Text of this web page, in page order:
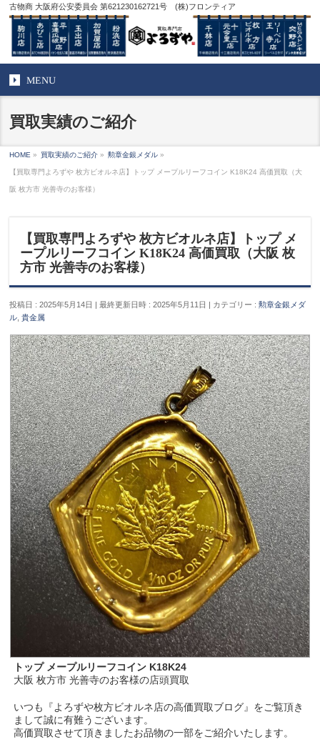
古物商 大阪府公安委員会 第621230162721号 (株)フロンティア
MENU
買取実績のご紹介
HOME » 買取実績のご紹介 » 勲章金銀メダル »
【買取専門よろずや 枚方ビオルネ店】トップ メープルリーフコイン K18K24 高価買取（大
阪 枚方市 光善寺のお客様）
【買取専門よろずや 枚方ビオルネ店】トップ メ
ープルリーフコイン K18K24 高価買取（大阪 枚
方市 光善寺のお客様）
投稿日 : 2025年5月14日 最終更新日時 : 2025年5月11日 カテゴリー :勲章金銀メダ
ル ,貴金属
トップ メープルリーフコイン K18K24
大阪 枚方市 光善寺のお客様の店頭買取
いつも『よろずや枚方ビオルネ店の高価買取ブログ』をご覧頂き
まして誠に有難うございます。
高価買取させて頂きましたお品物の一部をご紹介いたします。